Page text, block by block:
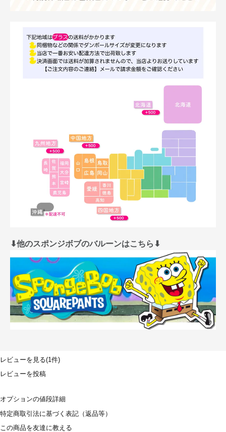
⬇︎他のスポンジボブのバルーンはこちら⬇︎
レビューを見る(1件)
レビューを投稿
オプションの値段詳細
特定商取引法に基づく表記（返品等）
この商品を友達に教える